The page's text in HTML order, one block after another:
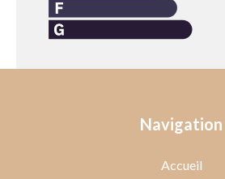
Navigation
Accueil